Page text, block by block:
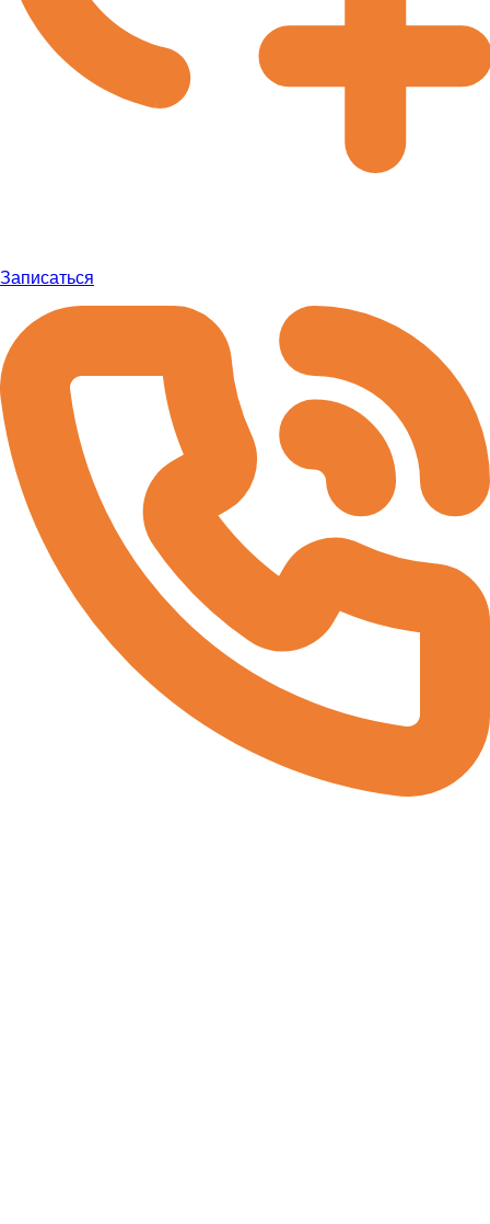
Записаться